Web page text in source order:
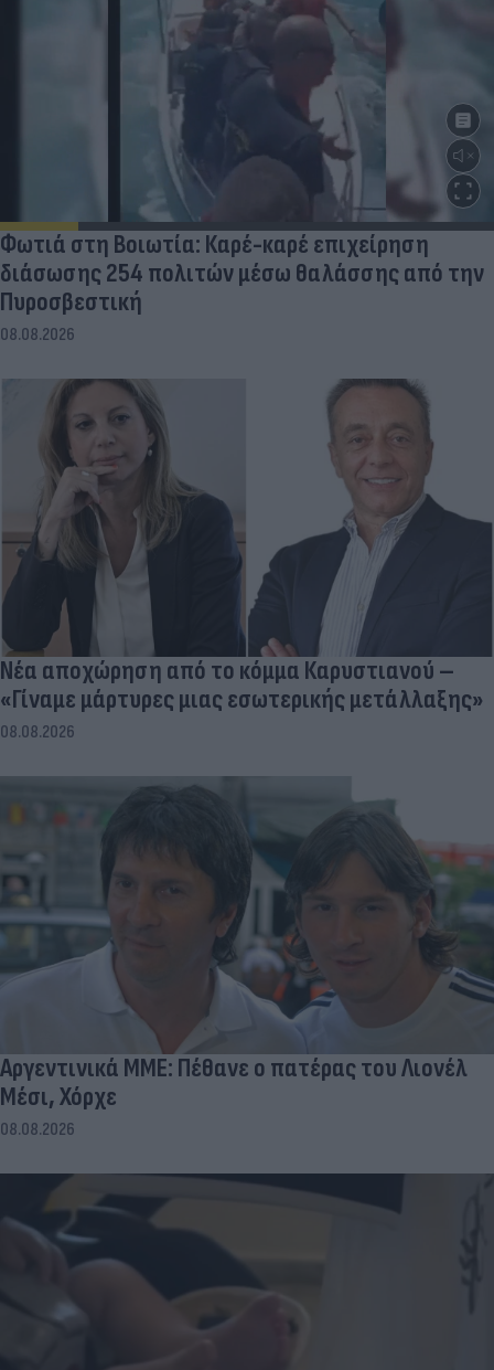
Φωτιά στη Βοιωτία: Καρέ-καρέ επιχείρηση
διάσωσης 254 πολιτών μέσω θαλάσσης από την
Πυροσβεστική
08.08.2026
Νέα αποχώρηση από το κόμμα Καρυστιανού –
«Γίναμε μάρτυρες μιας εσωτερικής μετάλλαξης»
08.08.2026
Αργεντινικά ΜΜΕ: Πέθανε ο πατέρας του Λιονέλ
Μέσι, Χόρχε
08.08.2026